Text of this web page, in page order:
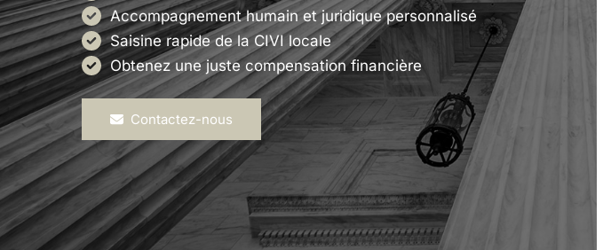
Accompagnement humain et juridique personnalisé
Saisine rapide de la CIVI locale
Obtenez une juste compensation financière
Contactez-nous